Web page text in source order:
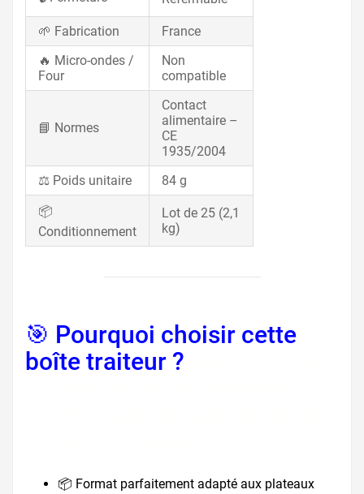
🌱 Fabrication
France
🔥 Micro-ondes /
Four
Non
compatible
📘 Normes
Contact
alimentaire –
CE
1935/2004
⚖️ Poids unitaire
84 g
📦
Conditionnement
Lot de 25 (2,1
kg)
🎯 Pourquoi choisir cette
boîte traiteur ?
📦 Format parfaitement adapté aux plateaux